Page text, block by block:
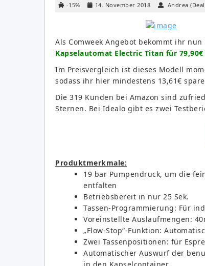
-15% 14. November 2018 Andrea
Als Comweek Angebot bekommt ihr nun
Kapselautomat Electric Titan für
Im Preisvergleich ist dieses Modell
sodass ihr hier mindestens 13,61€
Die 319 Kunden bei Amazon sind
Sternen. Bei Idealo gibt es zwei
Produktmerkmale:
19 bar Pumpendruck, um die
entfalten
Betriebsbereit in nur 25 Sek.
Tassen-Programmierung: Für
Voreinstellte Auslaufmengen:
„Flow-Stop“-Funktion:
Zwei Tassenpositionen: für
Automatischer Auswurf der